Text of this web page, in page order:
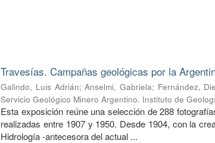
Travesías. Campañas geológicas por la
Galindo, Luis Adrián;Anselmi, Gabriela; Fernández,
Servicio Geológico Minero Argentino. Instituto de
Esta exposición reúne una selección de 288
realizadas entre 1907 y 1950. Desde 1904, con la
Hidrología -antecesora del actual ...